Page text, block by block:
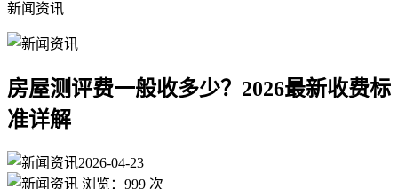
新闻资讯
房屋测评费一般收多少？2026最新收费标
准详解
2026-04-23
浏览： 999 次